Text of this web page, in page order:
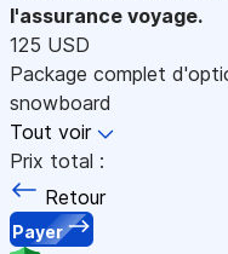
l'assurance voyage.
125 USD
Package complet
snowboard
Tout voir
Prix total :
Retour
Payer